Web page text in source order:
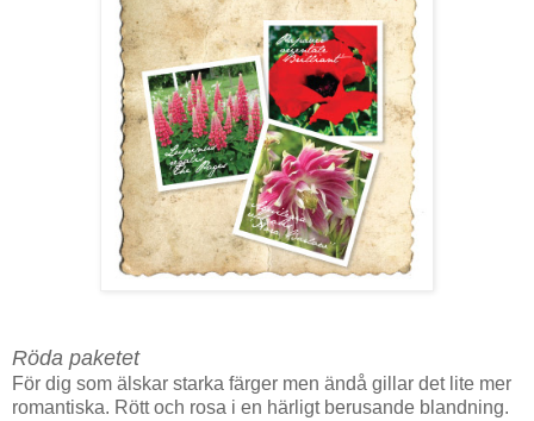
Röda paketet
För dig som älskar starka färger men ändå gillar det lite mer
romantiska. Rött och rosa i en härligt berusande blandning.